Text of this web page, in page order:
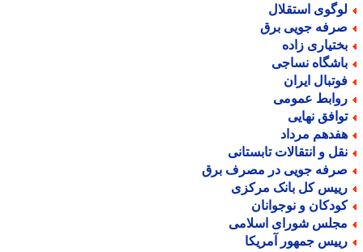
استقلال
جویی برق
زاده
نساجی
ایران
عمومی
نهایی
مرداد
و انتقالات تابستانی
جویی در مصرف برق
کل بانک مرکزی
و نوجوانان
شورای اسلامی
جمهور آمریکا